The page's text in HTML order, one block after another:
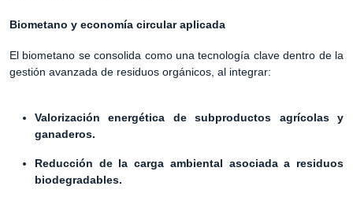
Biometano y economía circular aplicada
El biometano se consolida como una tecnología clave dentro de la
gestión avanzada de residuos orgánicos, al integrar:
Valorización energética de subproductos agrícolas y
ganaderos.
Reducción de la carga ambiental asociada a residuos
biodegradables.